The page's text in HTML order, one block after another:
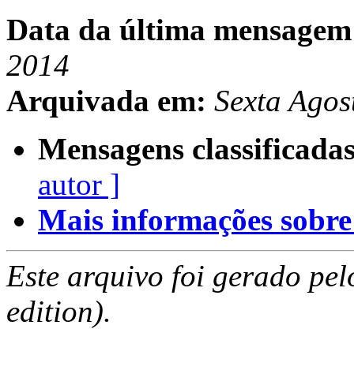
Data da última
2014
Arquivada em: Sexta
Mensagens
autor ]
Mais informações
Este arquivo foi gerado
edition).